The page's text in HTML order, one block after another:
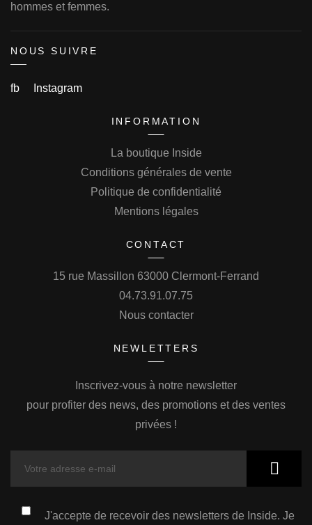
hommes et femmes.
NOUS SUIVRE
fb Instagram
INFORMATION
La boutique Inside
Conditions générales de vente
Politique de confidentialité
Mentions légales
CONTACT
15 rue Massillon 63000 Clermont-Ferrand
04.73.91.07.75
Nous contacter
NEWLETTERS
Inscrivez-vous à notre newsletter
pour profiter des news, des promotions et des ventes
privées !
J'accepte de recevoir des newsletters de Inside. Je